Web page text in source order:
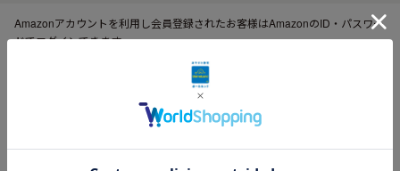
Amazonアカウントを利用し会員登録されたお客様はAmazonのID・パスワー
ドでログインできます。